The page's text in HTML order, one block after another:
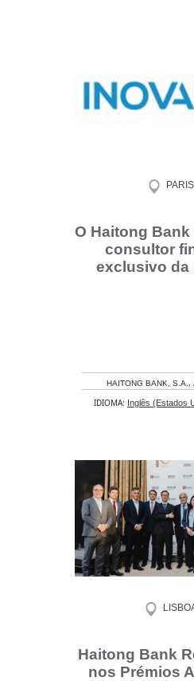
PARIS
O Haitong
consultor
exclusivo da
HAITONG BANK, S.A. ,
IDIOMA: Inglês (Estados
Haitong Bank
nos Prémios